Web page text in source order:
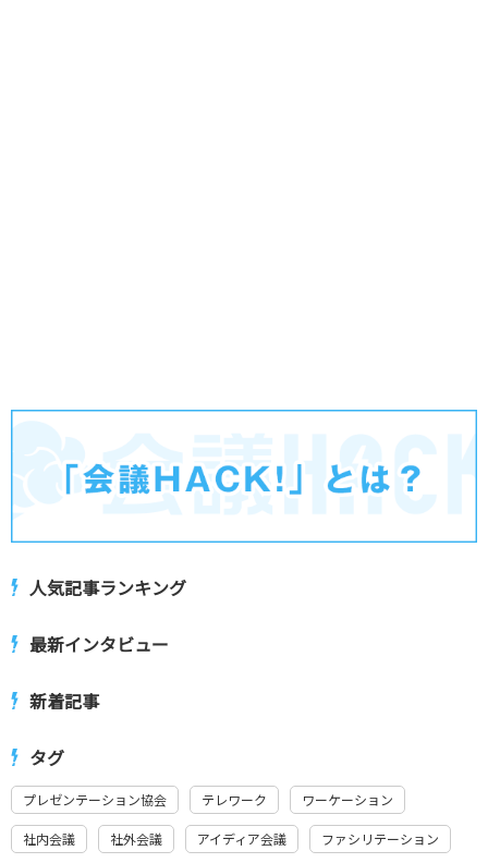
人気記事ランキング
最新インタビュー
新着記事
タグ
プレゼンテーション協会 テレワーク ワーケーション
社内会議 社外会議 アイディア会議 ファシリテーション